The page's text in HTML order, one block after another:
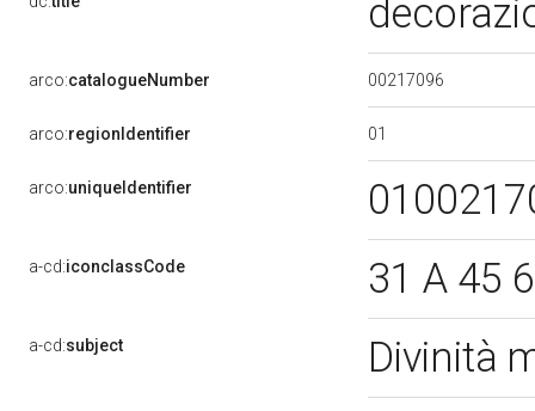
arco:catalogueNumber 00217096
arco:regionIdentifier 01
arco:uniqueIdentifier
a-cd:iconclassCode 31 A 45
a-cd:subject Divinità